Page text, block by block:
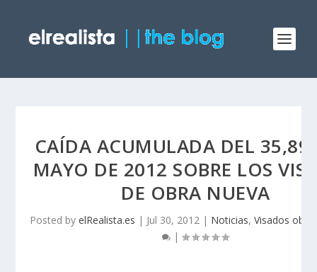
CAÍDA ACUMULADA DEL
MAYO DE 2012 SOBRE LOS
DE OBRA NUEVA
Posted byelRealista.es | Jul 30, 2012 | Noticias,Visados obra
|